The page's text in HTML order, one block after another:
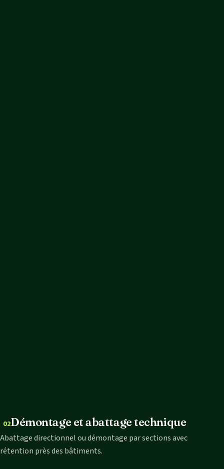
02Démontage et abattage technique
Abattage directionnel ou démontage par sections avec
rétention près des bâtiments.